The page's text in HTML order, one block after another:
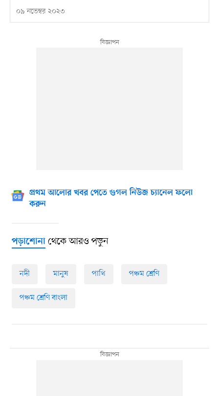
০৯ নভেম্বর ২০২৩
প্রথম আলোর খবর পেতে গুগল নিউজ চ্যানেল ফলো
করুন
পড়াশোনাথেকে আরও পড়ুন
নদী মানুষ পাখি পঞ্চম শ্রেণি
পঞ্চম শ্রেণি বাংলা